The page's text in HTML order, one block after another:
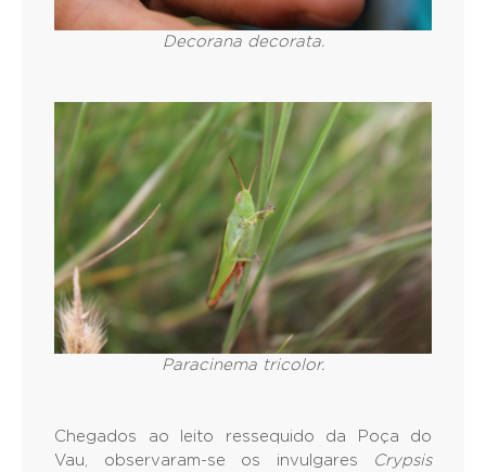
Decorana decorata.
Paracinema tricolor.
Chegados ao leito ressequido da Poça do
Vau, observaram-se os invulgares
Crypsis